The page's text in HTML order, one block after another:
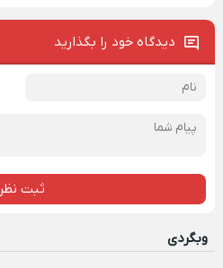
دیدگاه خود را بگذارید
ثبت نظر
وبگردی